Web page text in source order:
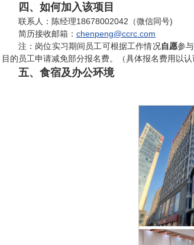
四、如何加入该项目
联系人：陈经理18678002042（微信同号)
简历接收邮箱： chenpeng@ccrc.com
注：岗位实习期间员工可根据工作情况自愿参
目的员工申请减免部分报名费。（具体报名费用以
五、食宿及办公环境